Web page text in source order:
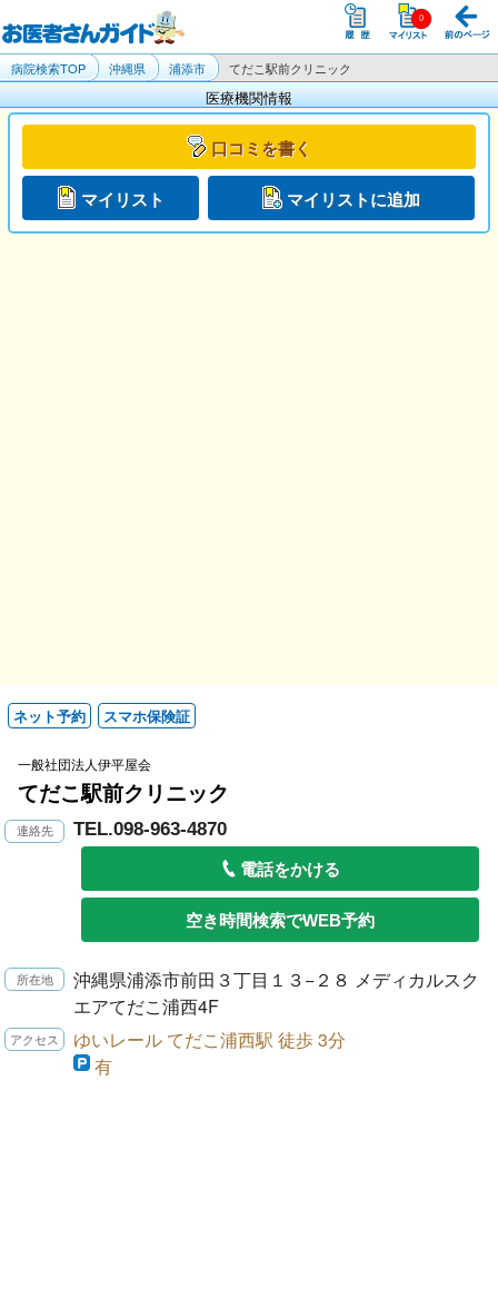
病院検索TOP 沖縄県 浦添市 てだこ駅前クリニック
医療機関情報
口コミを書く
マイリスト マイリストに追加
ネット予約 スマホ保険証
一般社団法人伊平屋会
てだこ駅前クリニック
TEL.098-963-4870
電話をかける
空き時間検索でWEB予約
沖縄県浦添市前田３丁目１３−２８ メディカルスク
エアてだこ浦西4F
ゆいレール てだこ浦西駅 徒歩 3分
有